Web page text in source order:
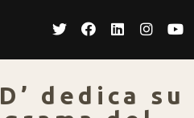
dedica su